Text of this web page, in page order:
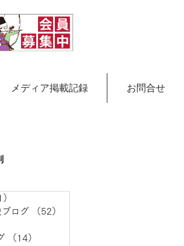
メディア掲載記録 お問合せ
ログ
（52）
（14）